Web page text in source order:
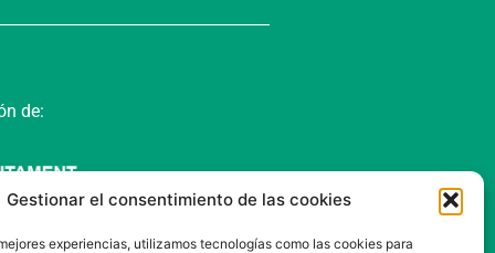
Gestionar el consentimiento de las cookies
experiencias, utilizamos tecnologías como las cookies para
de: